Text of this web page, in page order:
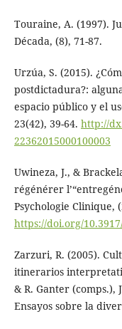
Touraine, A. (1997).
Década, (8), 71-87.
Urzúa, S. (2015).
postdictadura?:
espacio público y el
23(42), 39-64. http://
22362015000100003
Uwineza, J., &
régénérer
Psychologie Clinique,
https://doi.org/
Zarzuri, R. (2005).
itinerarios
& R. Ganter (comps.),
Ensayos sobre la